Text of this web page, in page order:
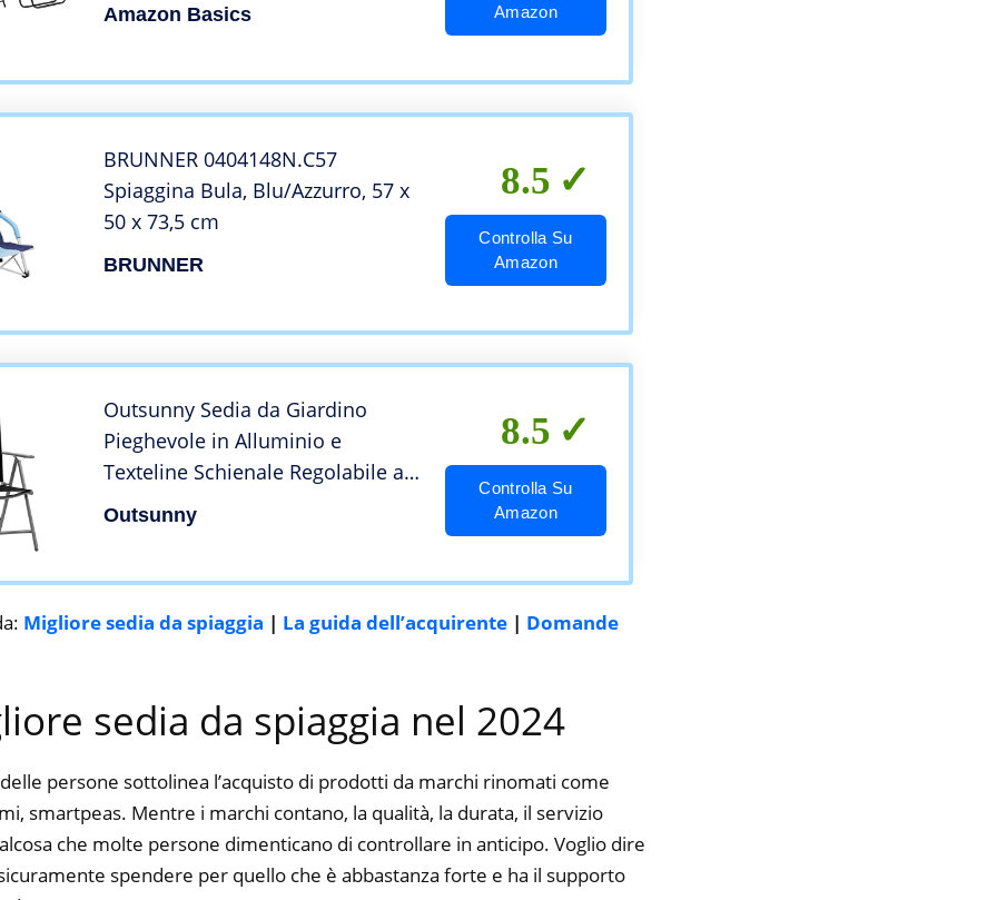
Amazon Basics
Amazon
BRUNNER 0404148N.C57
Spiaggina Bula, Blu/Azzurro, 57 x
50 x 73,5 cm
BRUNNER
8.5
Controlla Su
Amazon
Outsunny Sedia da Giardino
Pieghevole in Alluminio e
Texteline Schienale Regolabile a 7
Livelli, Nero 65x55x85-105cm
Outsunny
8.5
Controlla Su
Amazon
Migliore sedia da spiaggia | La guida dell’acquirente | Domande
sedia da spiaggia nel 2024
persone sottolinea l’acquisto di prodotti da marchi rinomati come
smartpeas. Mentre i marchi contano, la qualità, la durata, il servizio
che molte persone dimenticano di controllare in anticipo. Voglio dire
spendere per quello che è abbastanza forte e ha il supporto